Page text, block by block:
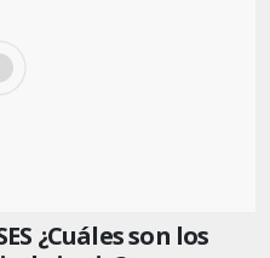
¿Cuáles son los